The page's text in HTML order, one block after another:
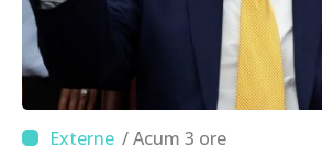
/ Acum 3 ore